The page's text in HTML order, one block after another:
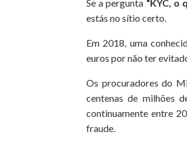
Se a pergunta “KYC, o
estás no sítio certo.
Em 2018, uma
euros por não ter
Os procuradores do
centenas de milhões
continuamente entre
fraude.